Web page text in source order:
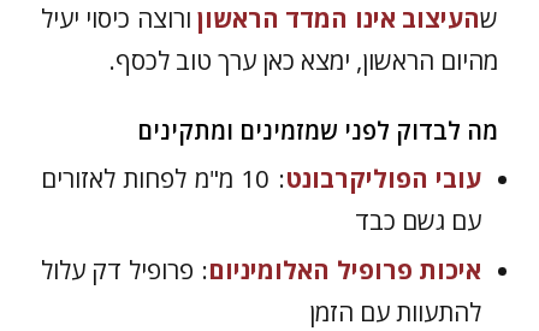
שהעיצוב אינו המדד הראשוןורוצה כיסוי יעיל
מהיום הראשון, ימצא כאן ערך טוב לכסף.
מה לבדוק לפני שמזמינים ומתקינים
עובי הפוליקרבונט
: 10 מ"מ לפחות לאזורים
עם גשם כבד
איכות פרופיל האלומיניום: פרופיל דק עלול
להתעוות עם הזמן